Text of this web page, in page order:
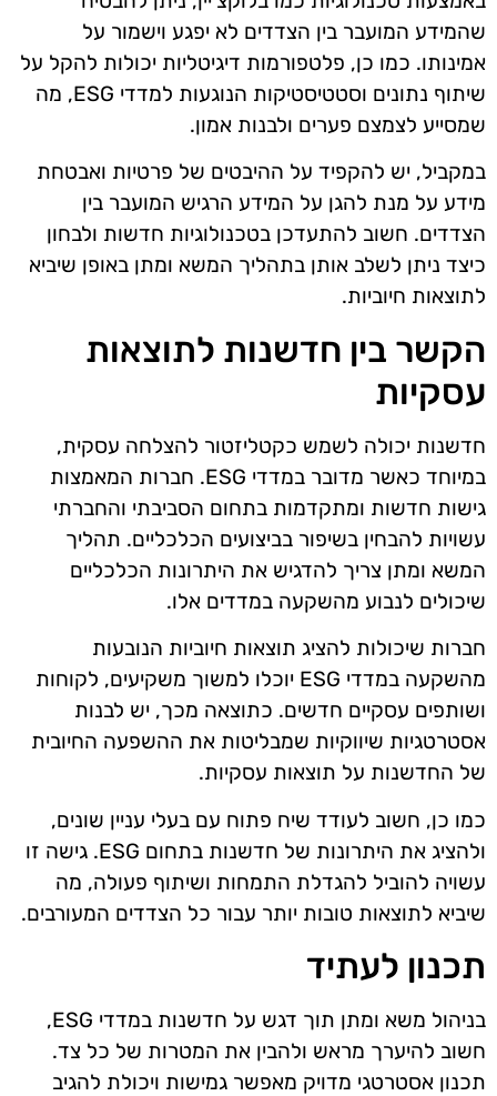
שהמידע המועבר בין הצדדים לא יפגע וישמור על
אמינותו. כמו כן, פלטפורמות דיגיטליות יכולות להקל על
שיתוף נתונים וסטטיסטיקות הנוגעות למדדי ESG, מה
שמסייע לצמצם פערים ולבנות אמון.
במקביל, יש להקפיד על ההיבטים של פרטיות ואבטחת
מידע על מנת להגן על המידע הרגיש המועבר בין
הצדדים. חשוב להתעדכן בטכנולוגיות חדשות ולבחון
כיצד ניתן לשלב אותן בתהליך המשא ומתן באופן שיביא
לתוצאות חיוביות.
הקשר בין חדשנות לתוצאות
עסקיות
חדשנות יכולה לשמש כקטליזטור להצלחה עסקית,
במיוחד כאשר מדובר במדדי ESG. חברות המאמצות
גישות חדשות ומתקדמות בתחום הסביבתי והחברתי
עשויות להבחין בשיפור בביצועים הכלכליים. תהליך
המשא ומתן צריך להדגיש את היתרונות הכלכליים
שיכולים לנבוע מהשקעה במדדים אלו.
חברות שיכולות להציג תוצאות חיוביות הנובעות
מהשקעה במדדי ESG יוכלו למשוך משקיעים, לקוחות
ושותפים עסקיים חדשים. כתוצאה מכך, יש לבנות
אסטרטגיות שיווקיות שמבליטות את ההשפעה החיובית
של החדשנות על תוצאות עסקיות.
כמו כן, חשוב לעודד שיח פתוח עם בעלי עניין שונים,
ולהציג את היתרונות של חדשנות בתחום ESG. גישה זו
עשויה להוביל להגדלת התמחות ושיתוף פעולה, מה
שיביא לתוצאות טובות יותר עבור כל הצדדים המעורבים.
תכנון לעתיד
בניהול משא ומתן תוך דגש על חדשנות במדדי ESG,
חשוב להיערך מראש ולהבין את המטרות של כל צד.
תכנון אסטרטגי מדויק מאפשר גמישות ויכולת להגיב